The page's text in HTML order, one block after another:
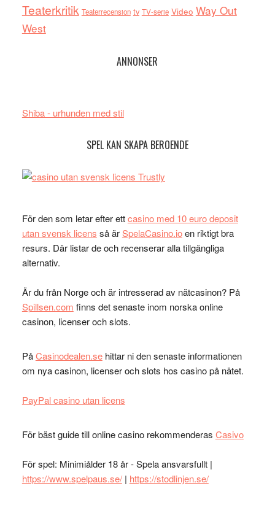
Teaterkritik Teaterrecension tv TV-serie Video Way Out
West
ANNONSER
Shiba - urhunden med stil
SPEL KAN SKAPA BEROENDE
För den som letar efter ettcasino med 10 euro deposit
utan svensk licens så ärSpelaCasino.ioen riktigt bra
resurs. Där listar de och recenserar alla tillgängliga
alternativ.
Är du från Norge och är intresserad av nätcasinon? På
Spillsen.com finns det senaste inom norska online
casinon, licenser och slots.
PåCasinodealen.sehittar ni den senaste informationen
om nya casinon, licenser och slots hos casino på nätet.
PayPal casino utan licens
För bäst guide till online casino rekommenderas Casivo
För spel: Minimiålder 18 år - Spela ansvarsfullt |
https://www.spelpaus.se/| https://stodlinjen.se/